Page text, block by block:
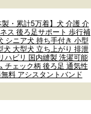
製・累計5万着】犬 介護 介
ス 後ろ足サポート 歩行補
シニア犬 持ち手付き 小型
犬 大型犬 立ち上がり 排泄
ハビリ 国内縫製 洗濯可能
チェック柄 後ろ足 通気性
料 アシスタントバンド